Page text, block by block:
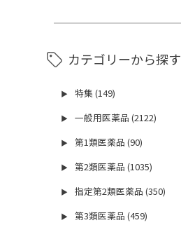
カテゴリーから探す
▶ 特集 (149)
▶ 一般用医薬品 (2122)
▶ 第1類医薬品 (90)
▶ 第2類医薬品 (1035)
▶ 指定第2類医薬品 (350)
▶ 第3類医薬品 (459)